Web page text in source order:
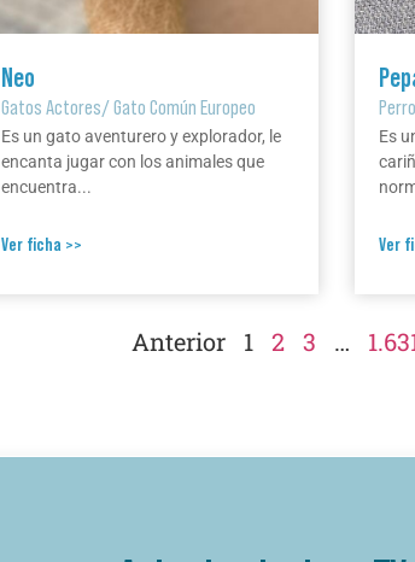
Neo
Gatos Actores/Gato Común Europeo
Es un gato aventurero y explorador, le
encanta jugar con los animales que
encuentra...
Ver ficha >>
Es
Ver
Anterior 1 2 3 …